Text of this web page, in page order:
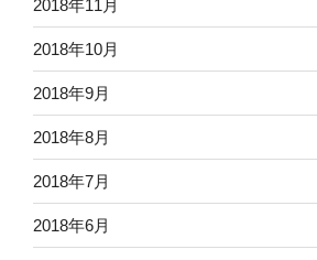
2018年11月
2018年10月
2018年9月
2018年8月
2018年7月
2018年6月